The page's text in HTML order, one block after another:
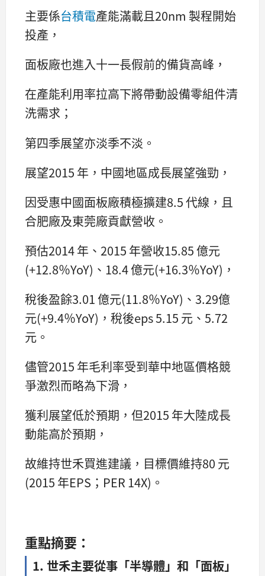
主要係台積電產能滿載且20nm 製程開始
投產，
面板廠也進入十一長假前的備貨高峰，
在產能利用率拉高下將帶動設備零組件清
洗需求；
第四季展望亦淡季不淡。
展望2015 年，中國地區成長展望強勁，
因受惠中國面板廠積極擴建8.5 代線，且
合肥廠及東莞廠貢獻營收。
預估2014 年、2015 年營收15.85 億元
(+12.8％YoY)、18.4 億元(+16.3％YoY)，
稅後盈餘3.01 億元(11.8％YoY)、3.29億
元(+9.4％YoY)，稅後eps 5.15 元、5.72
元。
儘管2015 年毛利率受到華中地區價格競
爭激烈而略為下滑，
獲利展望低於預期，但2015 年大陸成長
動能高於預期，
故維持世禾買進建議，目標價維持80 元
(2015 年EPS；PER 14X)。
重點摘要：
1. 世禾主要從事「半導體」和「面板」